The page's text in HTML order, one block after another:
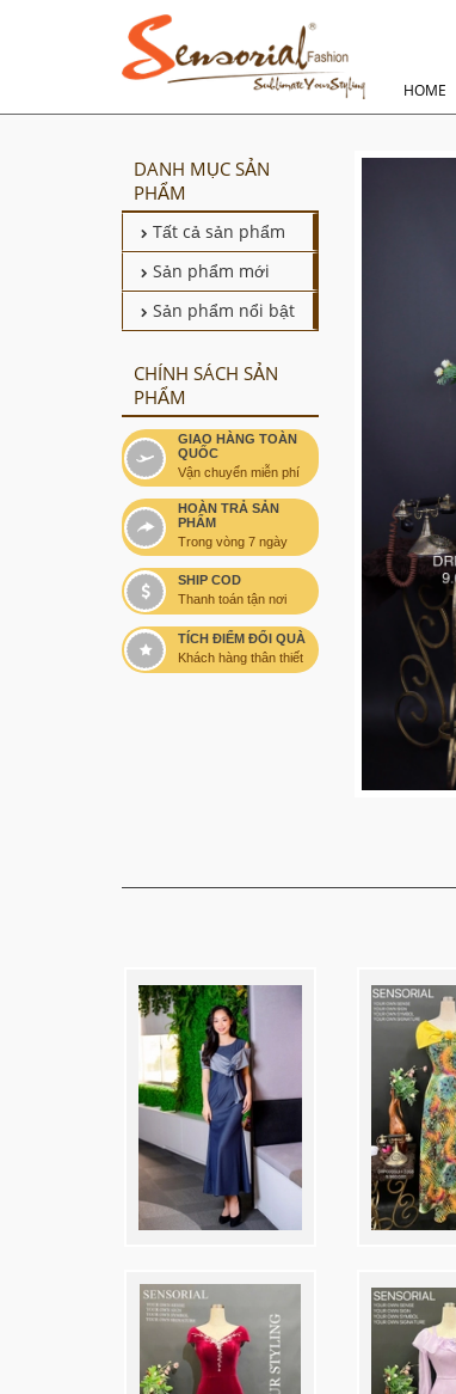
HOME
DANH MỤC SẢN
PHẨM
Tất cả sản phẩm
Sản phẩm mới
Sản phẩm nổi bật
CHÍNH SÁCH SẢN
PHẨM
GIAO HÀNG TOÀN
QUỐC
Vận chuyển miễn phí
HOÀN TRẢ SẢN
PHẨM
Trong vòng 7 ngày
SHIP COD
Thanh toán tận nơi
TÍCH ĐIỂM ĐỔI QUÀ
Khách hàng thân thiết